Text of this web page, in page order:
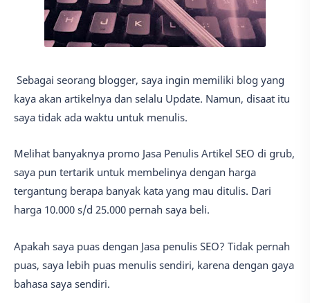
Sebagai seorang blogger, saya ingin memiliki blog yang
kaya akan artikelnya dan selalu Update. Namun, disaat itu
saya tidak ada waktu untuk menulis.
Melihat banyaknya promo Jasa Penulis Artikel SEO di grub,
saya pun tertarik untuk membelinya dengan harga
tergantung berapa banyak kata yang mau ditulis. Dari
harga 10.000 s/d 25.000 pernah saya beli.
Apakah saya puas dengan Jasa penulis SEO? Tidak pernah
puas, saya lebih puas menulis sendiri, karena dengan gaya
bahasa saya sendiri.